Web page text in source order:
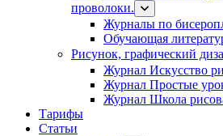
проволоки.
Журналы по
Обучающая
Рисунок, графический
Журнал Искусство
Журнал Простые
Журнал Школа
Тарифы
Статьи